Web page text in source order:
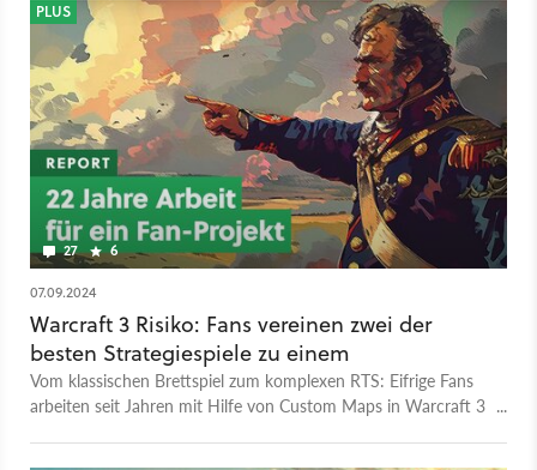
27 6
PLUS
07.09.2024
Warcraft 3 Risiko: Fans vereinen zwei der
besten Strategiespiele zu einem
Vom klassischen Brettspiel zum komplexen RTS: Eifrige Fans
arbeiten seit Jahren mit Hilfe von Custom Maps in Warcraft 3